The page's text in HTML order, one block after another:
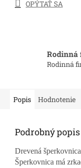
OPÝTAŤ SA
Rodinná
Rodinná
Popis Hodnotenie
Podrobný popis
Drevená
Šperkovnica má